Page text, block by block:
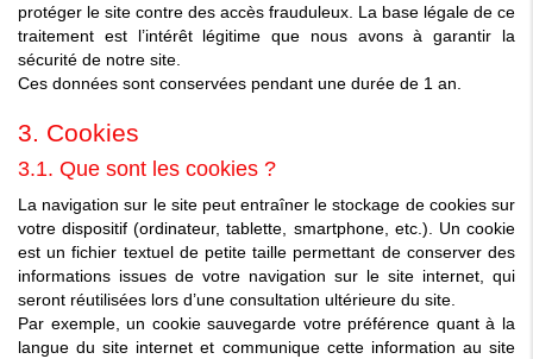
protéger le site contre des accès frauduleux. La base légale de ce
traitement est l’intérêt légitime que nous avons à garantir la
sécurité de notre site.
Ces données sont conservées pendant une durée de 1 an.
3. Cookies
3.1. Que sont les cookies ?
La navigation sur le site peut entraîner le stockage de cookies sur
votre dispositif (ordinateur, tablette, smartphone, etc.). Un cookie
est un fichier textuel de petite taille permettant de conserver des
informations issues de votre navigation sur le site internet, qui
seront réutilisées lors d’une consultation ultérieure du site.
Par exemple, un cookie sauvegarde votre préférence quant à la
langue du site internet et communique cette information au site